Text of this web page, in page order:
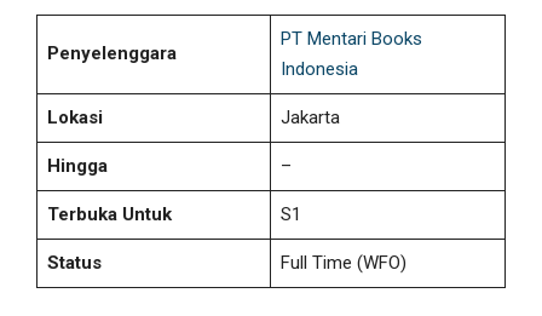
Penyelenggara
PT Mentari Books
Indonesia
Lokasi Jakarta
Hingga –
Terbuka Untuk S1
Status Full Time (WFO)